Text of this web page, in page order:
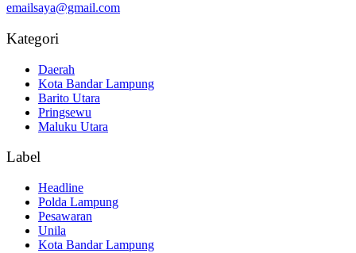
emailsaya@gmail.com
Kategori
Daerah
Kota Bandar Lampung
Barito Utara
Pringsewu
Maluku Utara
Label
Headline
Polda Lampung
Pesawaran
Unila
Kota Bandar Lampung